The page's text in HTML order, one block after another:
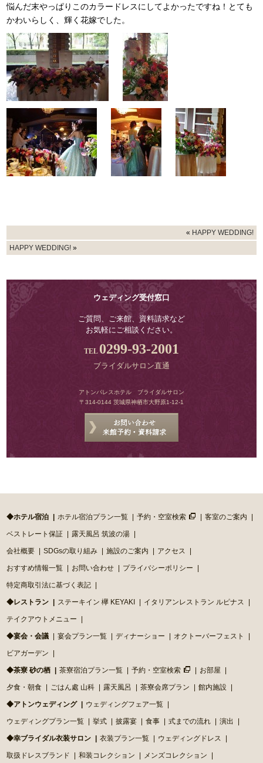
悩んだ末やっぱりこのカラードレスにしてよかったですね！とても
かわいらしく、輝く花嫁でした。
« HAPPY WEDDING!
HAPPY WEDDING! »
ウェディング受付窓口
ご質問、ご来館、資料請求など
お気軽にご相談ください。
0299-93-2001
ブライダルサロン直通
アトンパレスホテル ブライダルサロン
〒314-0144 茨城県神栖市大野原1-12-1
◆ホテル宿泊 ホテル宿泊プラン一覧 予約・空室検索 客室のご案内
ベストレート保証 露天風呂 筑波の湯
会社概要 SDGsの取り組み 施設のご案内 アクセス
おすすめ情報一覧 お問い合わせ プライバシーポリシー
特定商取引法に基づく表記
◆レストラン ステーキイン 欅 KEYAKI イタリアンレストラン ルピナス
テイクアウトメニュー
◆宴会・会議 宴会プラン一覧 ディナーショー オクトーバーフェスト
ビアガーデン
◆茶寮 砂の栖 茶寮宿泊プラン一覧 予約・空室検索 お部屋
夕食・朝食 ごはん處 山科 露天風呂 茶寮会席プラン 館内施設
◆アトンウェディング ウェディングフェア一覧
ウェディングプラン一覧 挙式 披露宴 食事 式までの流れ 演出
◆幸ブライダル衣装サロン 衣装プラン一覧 ウェディングドレス
取扱ドレスブランド 和装コレクション メンズコレクション